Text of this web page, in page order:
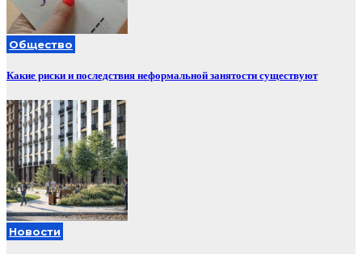
Общество
Какие риски и последствия неформальной занятости существуют
Новости